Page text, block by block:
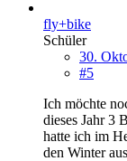
fly+bike
Schüler
30.
#5
Ich möchte
dieses Jahr 3
hatte ich im
den Winter